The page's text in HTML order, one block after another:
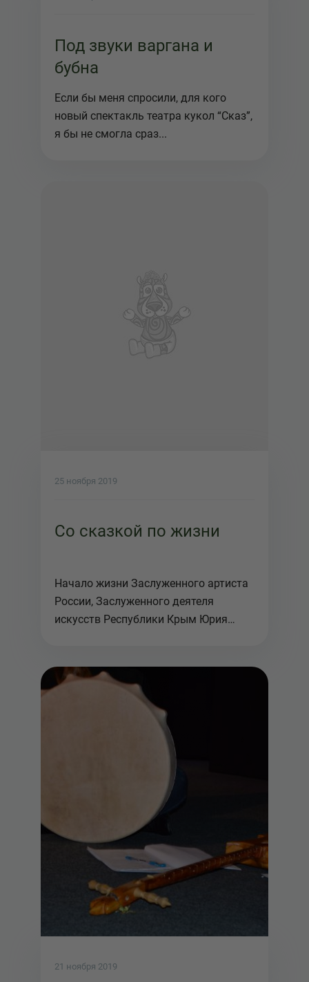
Под звуки варгана и
бубна
Если бы меня спросили, для кого
новый спектакль театра кукол “Сказ”,
я бы не смогла сраз...
25 ноября 2019
Со сказкой по жизни
Начало жизни Заслуженного артиста
России, Заслуженного деятеля
искусств Республики Крым Юрия
21 ноября 2019